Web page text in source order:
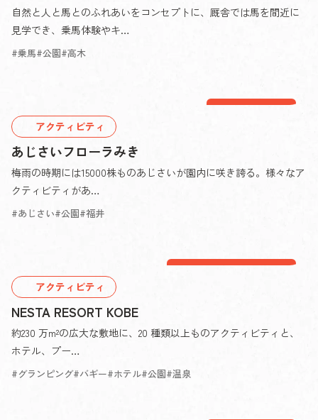
自然と人と馬とのふれあいをコンセプトに、厩舎では馬を間近に
見学でき、乗馬体験やキ…
乗馬 公園 高木
アクティビティ
あじさいフローラみき
梅雨の時期には15000株ものあじさいが園内に咲き誇る。様々なア
クティビティがあ…
あじさい 公園 福井
アクティビティ
NESTA RESORT KOBE
約230 万m²の広大な敷地に、20 種類以上ものアクティビティと、
ホテル、プー…
グランピング バギー ホテル 公園 温泉